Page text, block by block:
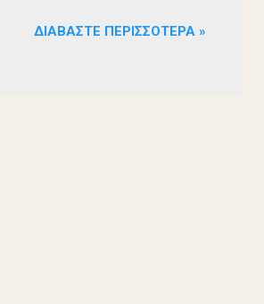
ΔΙΑΒΆΣΤΕ ΠΕΡΙΣΣΌΤΕΡΑ »